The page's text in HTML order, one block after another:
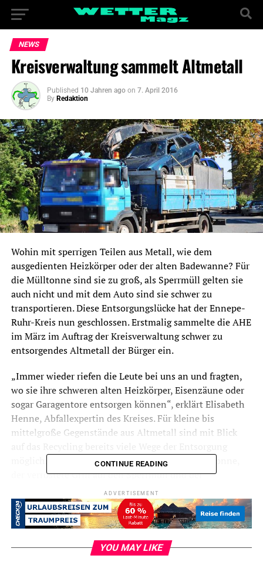
NEWS
Kreisverwaltung sammelt Altmetall
Published 10 Jahren ago on 7. April 2016
By Redaktion
Wohin mit sperrigen Teilen aus Metall, wie dem
ausgedienten Heizkörper oder der alten Badewanne? Für
die Mülltonne sind sie zu groß, als Sperrmüll gelten sie
auch nicht und mit dem Auto sind sie schwer zu
transportieren. Diese Entsorgungslücke hat der Ennepe-
Ruhr-Kreis nun geschlossen. Erstmalig sammelte die AHE
im März im Auftrag der Kreisverwaltung schwer zu
entsorgendes Altmetall der Bürger ein.
„Immer wieder riefen die Leute bei uns an und fragten,
wo sie ihre schweren alten Heizkörper, Eisenzäune oder
sogar Garagentore entsorgen können“, erklärt Elisabeth
Henne, Abfallexpertin des Kreises. Für kleine bis
mittelgroße Gegenstände aus Altmetall sind mit Blick
möglich. Die alte Pfanne kommt in die Restmülltonne,
der verrostete Grill auf den Sperrmüll und der
ausgediente Gartenstuhl aus Metall kann an den
Umladeanlagen in Gevelsberg oder Witten abgegeben
werden. Selbst kleinste Teile werden mithilfe von
Metallabscheidern in den Müllverbrennungsanlagen
aussortiert und wiederverwertet.
CONTINUE READING
ADVERTISEMENT
YOU MAY LIKE